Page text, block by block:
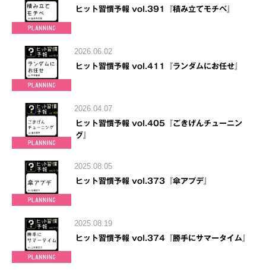
ヒット習慣予報 vol.391『積み立てモチベ』
2026.06.02
ヒット習慣予報 vol.411『ランダムにお任せ』
2026.04.07
ヒット習慣予報 vol.405『ごきげんチューニン
グ』
2025.08.05
ヒット習慣予報 vol.373『傘アプデ』
2025.08.19
ヒット習慣予報 vol.374『勝手にサマータイム』